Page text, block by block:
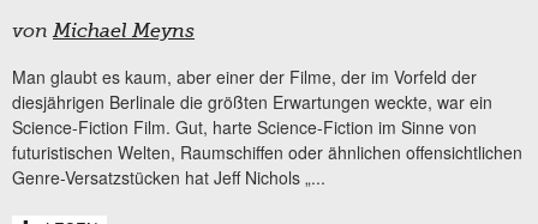
vonMichael Meyns
Man glaubt es kaum, aber einer der Filme, der im Vorfeld der
diesjährigen Berlinale die größten Erwartungen weckte, war ein
Science-Fiction Film. Gut, harte Science-Fiction im Sinne von
futuristischen Welten, Raumschiffen oder ähnlichen offensichtlichen
Genre-Versatzstücken hat Jeff Nichols „...